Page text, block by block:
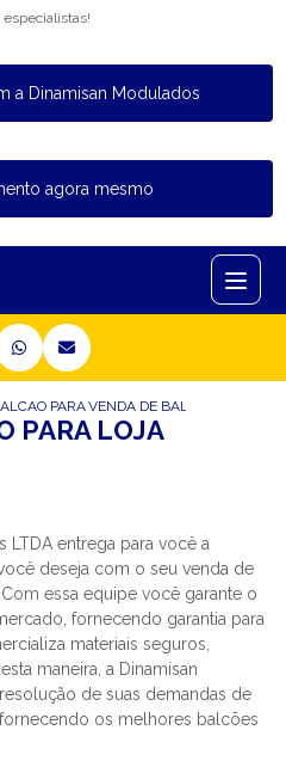
a Dinamisan Modulados
agora mesmo
PARA LOJA INFANTIL
VENDA DE BALCAO PARA
PARA LOJA
entrega para você a
deseja com o seu venda de
essa equipe você garante o
fornecendo garantia para
materiais seguros,
maneira, a Dinamisan
de suas demandas de
os melhores balcões